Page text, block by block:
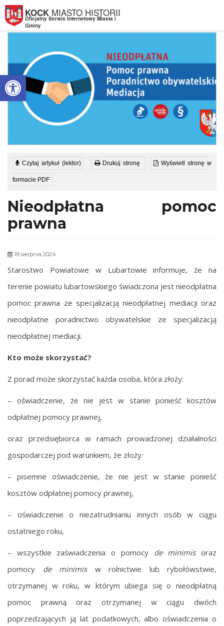
Otwórz pasek narzędzi
KOCK MIASTO HISTORII
Oficjalny Serwis Internetowy Miasta i
Gminy
Czytaj artykuł (lektor) Drukuj stronę Wyświetl stronę w
formacie PDF
Nieodpłatna pomoc
prawna
19 sierpnia 2024
Starostwo Powiatowe w Lubartowie informuje, że na
terenie powiatu lubartowskiego świadczona jest nieodpłatna
pomoc prawna ze specjalizacją nieodpłatnej mediacji oraz
nieodpłatne poradnictwo obywatelskie ze specjalizacją
nieodpłatnej mediacji.
Kto może skorzystać?
Z porad może skorzystać każda osoba, która złoży:
– oświadczenie, że nie jest w stanie ponieść kosztów
odpłatnej pomocy prawnej,
oraz przedsiębiorca w ramach prowadzonej działalności
gospodarczej pod warunkiem, że złoży:
– pisemne oświadczenie, że nie jest w stanie ponieść
kosztów odpłatnej pomocy prawnej,
– oświadczenie o niezatrudnianiu innych osób w ciągu
ostatniego roku,
– wszystkie zaświadczenia o pomocy de minimisoraz
pomocy de minimis w rolnictwie lub rybołówstwie,
otrzymanej w roku, w którym ubiega się o nieodpłatną
pomoc prawną oraz otrzymanej w ciągu dwóch
poprzedzających ją lat podatkowych, albo oświadczenia o